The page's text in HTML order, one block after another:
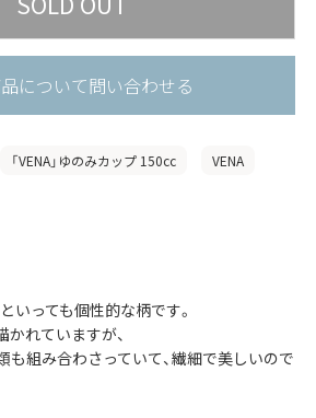
について問い合わせる
「VENA」ゆのみカップ 150cc VENA
いっても個性的な柄です。
れていますが、
も組み合わさっていて、繊細で美しいので